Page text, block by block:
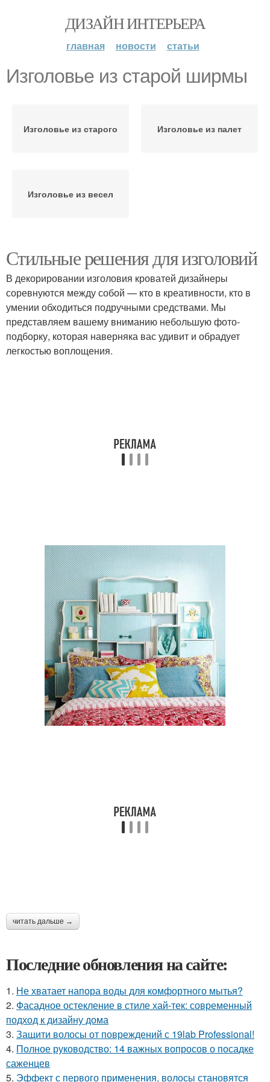
ДИЗАЙН ИНТЕРЬЕРА
главная новости статьи
Изголовье из старой ширмы
Изголовье из старого Изголовье из палет
Изголовье из весел
Стильные решения для изголовий
В декорировании изголовия кроватей дизайнеры
соревнуются между собой — кто в креативности, кто в
умении обходиться подручными средствами. Мы
представляем вашему вниманию небольшую фото-
подборку, которая наверняка вас удивит и обрадует
легкостью воплощения.
читать дальше →
Последние обновления на сайте:
1. Не хватает напора воды для комфортного мытья?
2. Фасадное остекление в стиле хай-тек: современный
подход к дизайну дома
3. Защити волосы от повреждений с 19lab Professional!
4. Полное руководство: 14 важных вопросов о посадке
саженцев
5. Эффект с первого применения, волосы становятся